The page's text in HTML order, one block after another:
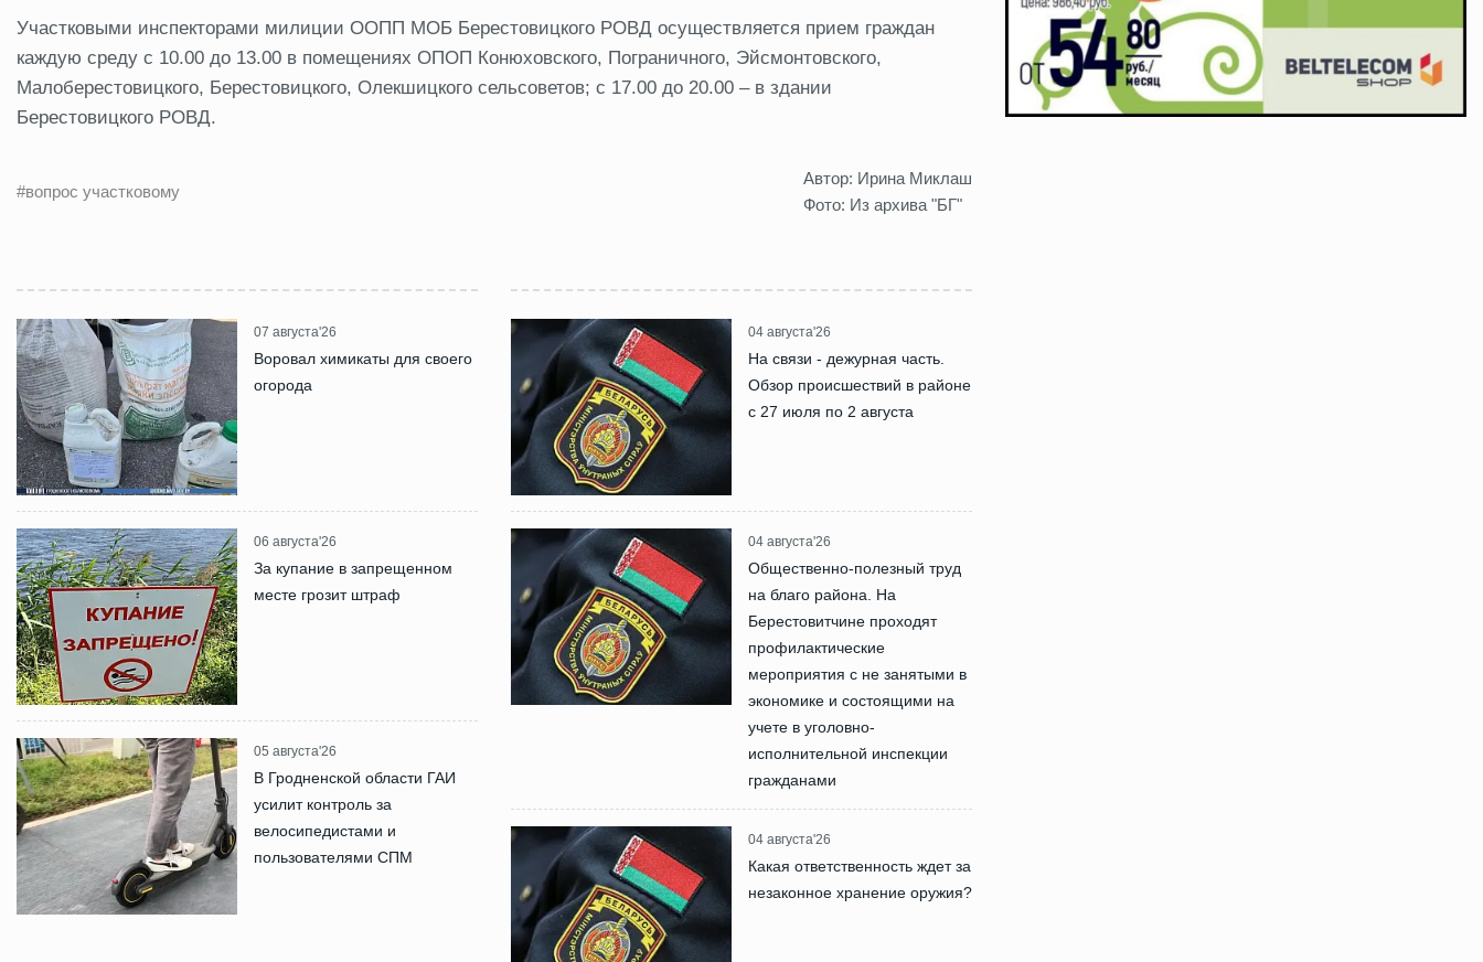
Участковыми инспекторами милиции ООПП МОБ Берестовицкого РОВД осуществляется прием граждан
каждую среду с 10.00 до 13.00 в помещениях ОПОП Конюховского, Пограничного, Эйсмонтовского,
Малоберестовицкого, Берестовицкого, Олекшицкого сельсоветов; с 17.00 до 20.00 – в здании
Берестовицкого РОВД.
#вопрос участковому
Автор: Ирина Миклаш
Фото: Из архива "БГ"
07 августа'26
Воровал химикаты для своего
огорода
06 августа'26
За купание в запрещенном
месте грозит штраф
05 августа'26
В Гродненской области ГАИ
усилит контроль за
велосипедистами и
пользователями СПМ
04 августа'26
На связи - дежурная часть.
Обзор происшествий в районе
с 27 июля по 2 августа
04 августа'26
Общественно-полезный труд
на благо района. На
Берестовитчине проходят
профилактические
мероприятия с не занятыми в
экономике и состоящими на
учете в уголовно-
исполнительной инспекции
гражданами
04 августа'26
Какая ответственность ждет за
незаконное хранение оружия?